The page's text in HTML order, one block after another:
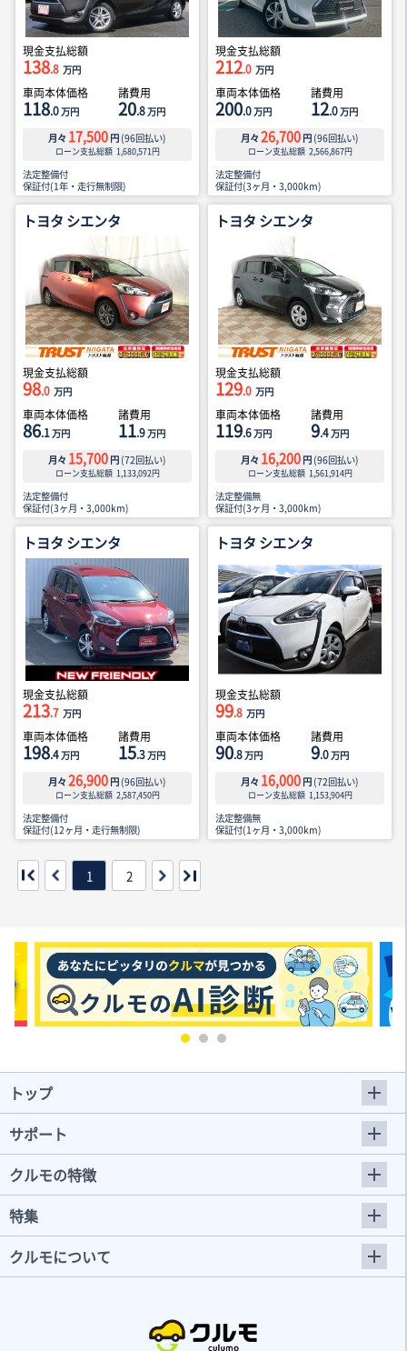
現金支払総額
138.8 万円
車両本体価格
118.0万円
諸費用
20.8万円
月々 17,500 円 (96回払い)
ローン支払総額 1,680,571円
法定整備付
保証付(1年・走行無制限)
現金支払総額
212.0 万円
車両本体価格
200.0万円
諸費用
12.0万円
月々 26,700 円 (96回払い)
ローン支払総額 2,566,867円
法定整備付
保証付(3ヶ月・3,000km)
トヨタ シエンタ
現金支払総額
98.0 万円
車両本体価格
86.1万円
諸費用
11.9万円
月々 15,700 円 (72回払い)
ローン支払総額 1,133,092円
法定整備付
保証付(3ヶ月・3,000km)
トヨタ シエンタ
現金支払総額
129.0 万円
車両本体価格
119.6万円
諸費用
9.4万円
月々 16,200 円 (96回払い)
ローン支払総額 1,561,914円
法定整備無
保証付(3ヶ月・3,000km)
トヨタ シエンタ
現金支払総額
213.7 万円
車両本体価格
198.4万円
諸費用
15.3万円
月々 26,900 円 (96回払い)
ローン支払総額 2,587,450円
法定整備付
保証付(12ヶ月・走行無制限)
トヨタ シエンタ
現金支払総額
99.8 万円
車両本体価格
90.8万円
諸費用
9.0万円
月々 16,000 円 (72回払い)
ローン支払総額 1,153,904円
法定整備無
保証付(1ヶ月・3,000km)
1 2
トップ
サポート
クルモの特徴
特集
クルモについて